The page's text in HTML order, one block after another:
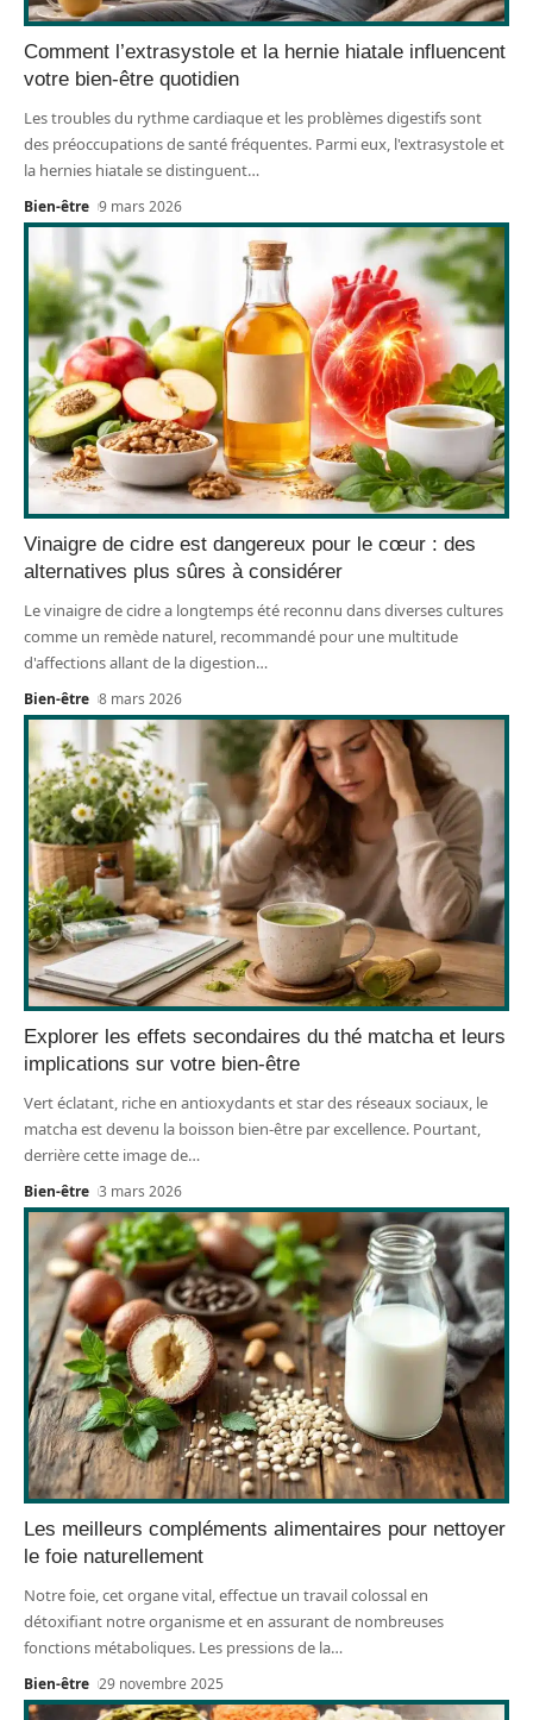
Comment l’extrasystole et la hernie hiatale influencent
votre bien-être quotidien
Les troubles du rythme cardiaque et les problèmes digestifs sont
des préoccupations de santé fréquentes. Parmi eux, l'extrasystole et
la hernies hiatale se distinguent…
Bien-être 9 mars 2026
Vinaigre de cidre est dangereux pour le cœur : des
alternatives plus sûres à considérer
Le vinaigre de cidre a longtemps été reconnu dans diverses cultures
comme un remède naturel, recommandé pour une multitude
d'affections allant de la digestion…
Bien-être 8 mars 2026
Explorer les effets secondaires du thé matcha et leurs
implications sur votre bien-être
Vert éclatant, riche en antioxydants et star des réseaux sociaux, le
matcha est devenu la boisson bien-être par excellence. Pourtant,
derrière cette image de…
Bien-être 3 mars 2026
Les meilleurs compléments alimentaires pour nettoyer
le foie naturellement
Notre foie, cet organe vital, effectue un travail colossal en
détoxifiant notre organisme et en assurant de nombreuses
fonctions métaboliques. Les pressions de la…
Bien-être 29 novembre 2025